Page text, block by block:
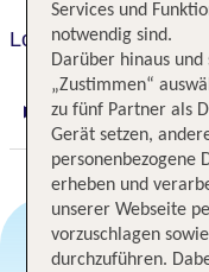
Long Beach Lodge
Digitaler und
Services und
notwendig sind.
Darüber hinaus
„Zustimmen“
zu fünf Partner als
Gerät setzen,
personenbezogene
erheben und
unserer Webseite
vorzuschlagen
durchzuführen.